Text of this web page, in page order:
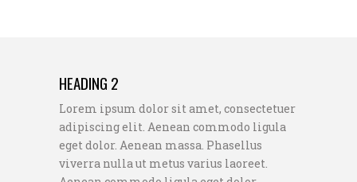
HEADING 2
Lorem ipsum dolor sit amet, consectetuer
adipiscing elit. Aenean commodo ligula
eget dolor. Aenean massa. Phasellus
viverra nulla ut metus varius laoreet.